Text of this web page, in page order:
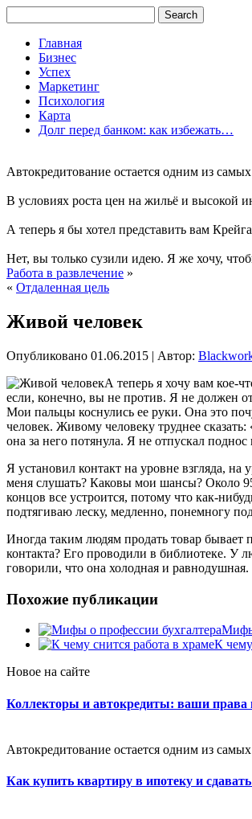
Главная
Бизнес
Успех
Маркетинг
Психология
Карта
Долг перед банком: как избежать…
Автокредитование остается одним из
В условиях роста цен на жильё и высокой
А теперь я бы хотел представить вам
Нет, вы только сузили идею. Я же хочу,
Работа в развлечение »
« Отдаленная цель
Живой человек
Опубликовано 01.06.2015 | Автор:
А теперь я хочу вам кое-
если, конечно, вы не против. Я не должен
Мои пальцы коснулись ее руки. Она это
человек. Живому человеку труднее
она за него потянула. Я не отпускал
Я установил контакт на уровне взгляда, на
меня слушать? Каковы мои шансы? Около
концов все устроится, потому что как-
подтягиваю леску, медленно, понемногу
Иногда таким людям продать товар
контакта? Его проводили в библиотеке. У
говорили, что она холодная и равнодушная.
Похожие публикации
Мифы
К
Новое на сайте
Коллекторы и автокредиты: ваши права
Автокредитование остается одним из
Как купить квартиру в ипотеку и сдавать